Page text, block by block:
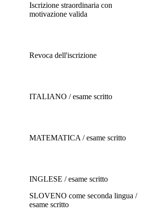
Iscrizione straordinaria con
motivazione valida
Revoca dell'iscrizione
ITALIANO / esame scritto
MATEMATICA / esame scritto
INGLESE / esame scritto
SLOVENO come seconda lingua /
esame scritto